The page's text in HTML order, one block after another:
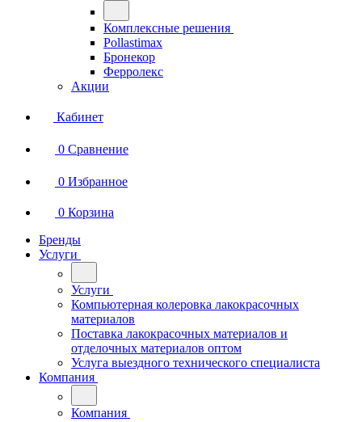
Комплексные решения
Pollastimax
Бронекор
Ферролекс
Акции
Кабинет
0 Сравнение
0 Избранное
0 Корзина
Бренды
Услуги
Услуги
Компьютерная колеровка лакокрасочных
материалов
Поставка лакокрасочных материалов и
отделочных материалов оптом
Услуга выездного технического специалиста
Компания
Компания